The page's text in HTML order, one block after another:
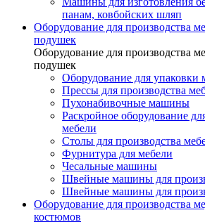
панам, ковбойских шляп
Оборудование для производства
подушек
Оборудование для производства
подушек
Оборудование для упаковки
Прессы для производства
Пухонабивочные машины
Раскройное оборудование
мебели
Столы для производства
Фурнитура для мебели
Чесальные машины
Швейные машины для
Швейные машины для
Оборудование для производства
костюмов